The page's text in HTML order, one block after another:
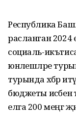
Республика
расланган 2024
социаль-
юнәлешләре
турында хәбәр
бюджеты исәбенә
елга 200 меңгә